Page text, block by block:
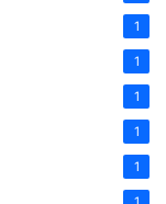
1
1
1
1
1